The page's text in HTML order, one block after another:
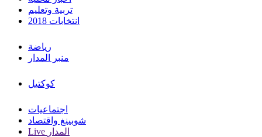
تربية وتعليم
انتخابات 2018
رياضة
منبر المدار
كوكتيل
اجتماعيات
شوبينغ واقتصاد
Live المدار